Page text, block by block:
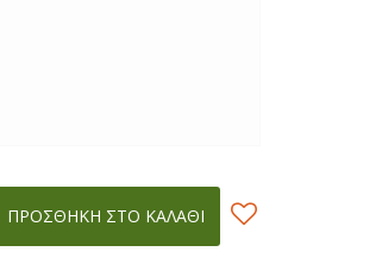
ΠΡΟΣΘΉΚΗ ΣΤΟ ΚΑΛΆΘΙ